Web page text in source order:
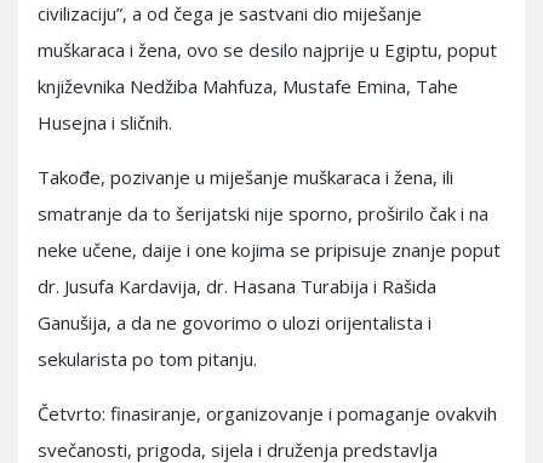
civilizaciju”, a od čega je sastvani dio miješanje
muškaraca i žena, ovo se desilo najprije u Egiptu, poput
književnika Nedžiba Mahfuza, Mustafe Emina, Tahe
Husejna i sličnih.
Takođe, pozivanje u miješanje muškaraca i žena, ili
smatranje da to šerijatski nije sporno, proširilo čak i na
neke učene, daije i one kojima se pripisuje znanje poput
dr. Jusufa Kardavija, dr. Hasana Turabija i Rašida
Ganušija, a da ne govorimo o ulozi orijentalista i
sekularista po tom pitanju.
Četvrto: finasiranje, organizovanje i pomaganje ovakvih
svečanosti, prigoda, sijela i druženja predstavlja